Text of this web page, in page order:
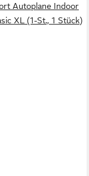
Autoplane Indoor
XL (1-St., 1 Stück)